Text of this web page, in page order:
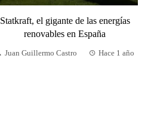
Statkraft, el gigante de las energías
renovables en España
Juan Guillermo Castro Hace 1 año